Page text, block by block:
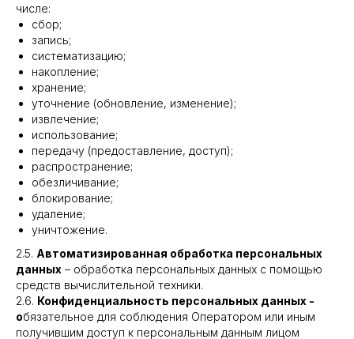
числе:
сбор;
запись;
систематизацию;
накопление;
хранение;
уточнение (обновление, изменение);
извлечение;
использование;
передачу (предоставление, доступ);
распространение;
обезличивание;
блокирование;
удаление;
уничтожение.
2.5. Автоматизированная обработка персональных
данных – обработка персональных данных с помощью
средств вычислительной техники.
2.6. Конфиденциальность персональных данных -
обязательное для соблюдения Оператором или иным
получившим доступ к персональным данным лицом